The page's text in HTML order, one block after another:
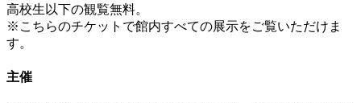
高校生以下の観覧無料。
※こちらのチケットで館内すべての展示をご覧いただけま
す。
主催